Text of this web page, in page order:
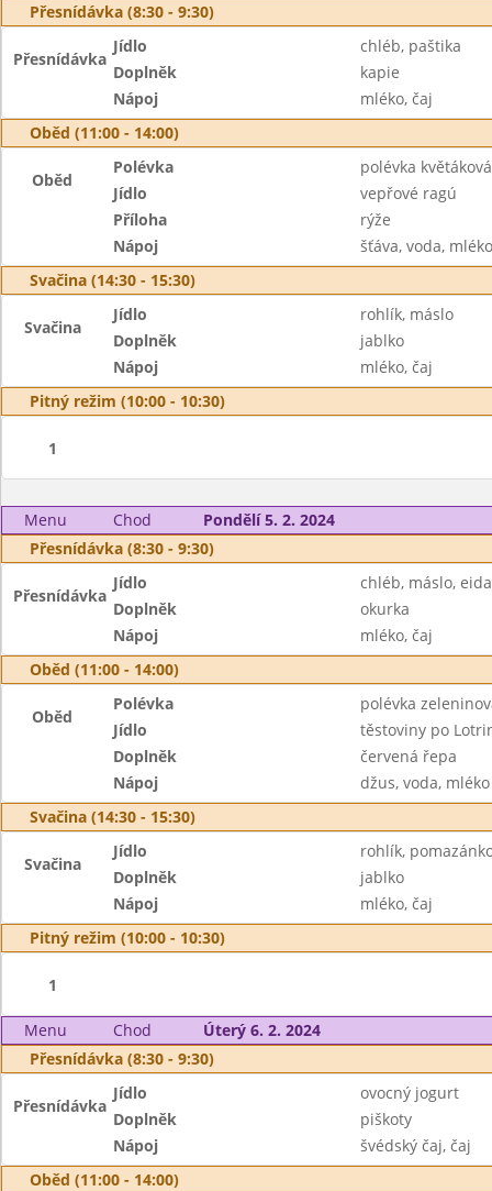
Přesnídávka (8:30 - 9:30)
Přesnídávka
Jídlo
chléb, paštika
Doplněk
kapie
Nápoj
mléko, čaj
Oběd (11:00 - 14:00)
Oběd
Polévka
polévka květáková
Jídlo
vepřové ragú
Příloha
rýže
Nápoj
šťáva, voda, mléko
Svačina (14:30 - 15:30)
Svačina
Jídlo
rohlík, máslo
Doplněk
jablko
Nápoj
mléko, čaj
Pitný režim (10:00 - 10:30)
1
Menu Chod
Pondělí 5. 2. 2024
Přesnídávka (8:30 - 9:30)
Přesnídávka
Jídlo
chléb, máslo,
Doplněk
okurka
Nápoj
mléko, čaj
Oběd (11:00 - 14:00)
Oběd
Polévka
polévka
Jídlo
těstoviny po
Doplněk
červená řepa
Nápoj
džus, voda, mléko
Svačina (14:30 - 15:30)
Svačina
Jídlo
rohlík,
Doplněk
jablko
Nápoj
mléko, čaj
Pitný režim (10:00 - 10:30)
1
Menu Chod
Úterý 6. 2. 2024
Přesnídávka (8:30 - 9:30)
Přesnídávka
Jídlo
ovocný jogurt
Doplněk
piškoty
Nápoj
švédský čaj, čaj
Oběd (11:00 - 14:00)